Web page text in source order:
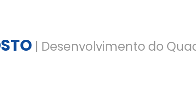
| Desenvolvimento do